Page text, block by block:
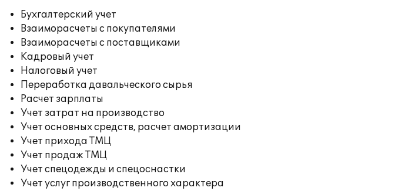
Бухгалтерский учет
Взаиморасчеты с покупателями
Взаиморасчеты с поставщиками
Кадровый учет
Налоговый учет
Переработка давальческого сырья
Расчет зарплаты
Учет затрат на производство
Учет основных средств, расчет амортизации
Учет прихода ТМЦ
Учет продаж ТМЦ
Учет спецодежды и спецоснастки
Учет услуг производственного характера